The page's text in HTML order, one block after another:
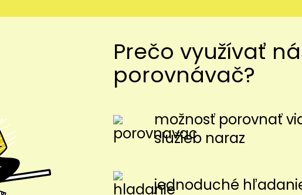
Prečo využívať
porovnávač?
možnosť porovnať
služieb naraz
jednoduché